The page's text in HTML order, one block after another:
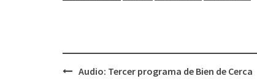
Audio: Tercer programa de Bien de Cerca